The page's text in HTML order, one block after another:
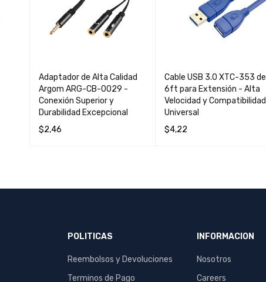
Adaptador de Alta Calidad
Argom ARG-CB-0029 -
Conexión Superior y
Durabilidad Excepcional
$2,46
Cable USB 3.0 XTC-353 de
6ft para Extensión - Alta
Velocidad y Compatibilidad
Universal
$4,22
POLITICAS
Reembolsos y Devoluciones
Terminos de Pago
INFORMACION
Nosotros
Careers